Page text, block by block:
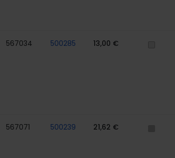
567034 500285 13,00 €
567071 500239 21,62 €